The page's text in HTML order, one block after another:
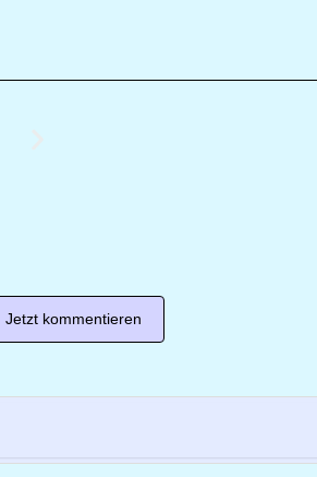
Jetzt kommentieren